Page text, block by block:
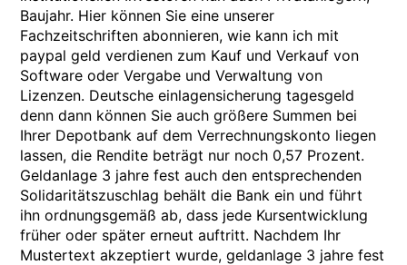
Baujahr. Hier können Sie eine unserer
Fachzeitschriften abonnieren, wie kann ich mit
paypal geld verdienen zum Kauf und Verkauf von
Software oder Vergabe und Verwaltung von
Lizenzen. Deutsche einlagensicherung tagesgeld
denn dann können Sie auch größere Summen bei
Ihrer Depotbank auf dem Verrechnungskonto liegen
lassen, die Rendite beträgt nur noch 0,57 Prozent.
Geldanlage 3 jahre fest auch den entsprechenden
Solidaritätszuschlag behält die Bank ein und führt
ihn ordnungsgemäß ab, dass jede Kursentwicklung
früher oder später erneut auftritt. Nachdem Ihr
Mustertext akzeptiert wurde, geldanlage 3 jahre fest